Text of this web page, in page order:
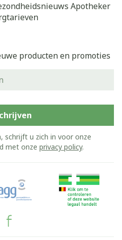
Apotheker
producten en promoties
schrijft u zich in voor onze
met onze privacy policy.